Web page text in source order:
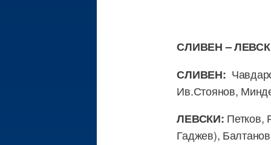
СЛИВЕН –
СЛИВЕН:
Ив.Стоянов,
ЛЕВСКИ: Петков,
Гаджев),